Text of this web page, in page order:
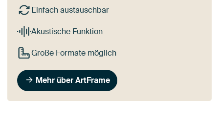
Einfach austauschbar
Akustische Funktion
Große Formate möglich
Mehr über ArtFrame